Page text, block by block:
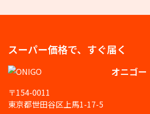
スーパー価格で、すぐ届く
オニゴー
〒154-0011
東京都世田谷区上馬1-17-5